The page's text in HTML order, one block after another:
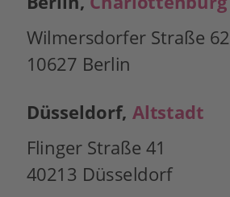
Wilmersdorfer Straße 62
10627 Berlin
Düsseldorf, Altstadt
Flinger Straße 41
40213 Düsseldorf